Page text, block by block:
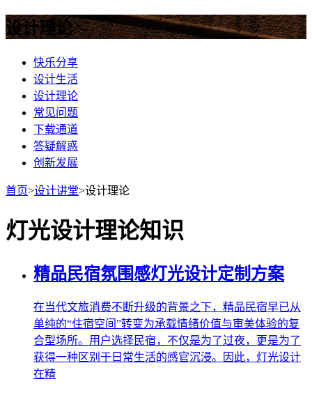
设计理论
快乐分享
设计生活
设计理论
常见问题
下载通道
答疑解惑
创新发展
首页>设计讲堂>设计理论
灯光设计理论知识
精品民宿氛围感灯光设计定制方案
在当代文旅消费不断升级的背景之下，精品民宿早已从
单纯的“住宿空间”转变为承载情绪价值与审美体验的复
合型场所。用户选择民宿，不仅是为了过夜，更是为了
获得一种区别于日常生活的感官沉浸。因此，灯光设计
在精